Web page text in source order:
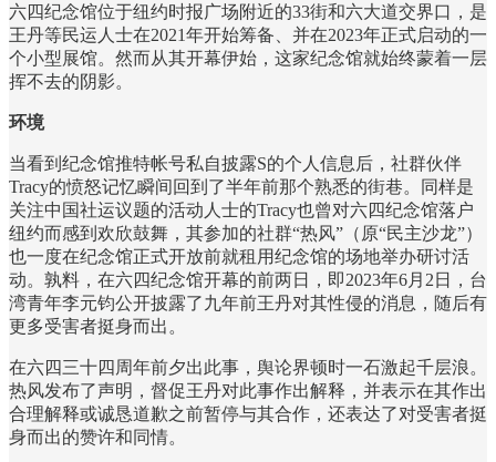
六四纪念馆位于纽约时报广场附近的33街和六大道交界口，是
王丹等民运人士在2021年开始筹备、并在2023年正式启动的一
个小型展馆。然而从其开幕伊始，这家纪念馆就始终蒙着一层
挥不去的阴影。
环境
当看到纪念馆推特帐号私自披露S的个人信息后，社群伙伴
Tracy的愤怒记忆瞬间回到了半年前那个熟悉的街巷。同样是
关注中国社运议题的活动人士的Tracy也曾对六四纪念馆落户
纽约而感到欢欣鼓舞，其参加的社群“热风”（原“民主沙龙”）
也一度在纪念馆正式开放前就租用纪念馆的场地举办研讨活
动。孰料，在六四纪念馆开幕的前两日，即2023年6月2日，台
湾青年李元钧公开披露了九年前王丹对其性侵的消息，随后有
更多受害者挺身而出。
在六四三十四周年前夕出此事，舆论界顿时一石激起千层浪。
热风发布了声明，督促王丹对此事作出解释，并表示在其作出
合理解释或诚恳道歉之前暂停与其合作，还表达了对受害者挺
身而出的赞许和同情。